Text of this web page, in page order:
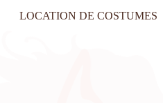
LOCATION DE COSTUMES